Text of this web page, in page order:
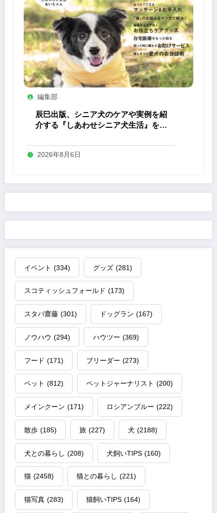
編集部
辰巳出版、シニア犬のケアや実例を紹
介する『しあわせシニア犬生活』を発
2026年8月6日
イベント (334) グッズ (281)
スコティッシュフォールド (173)
スタパ齋藤 (301) ドッグラン (167)
ノウハウ (294) ハウツー (369)
フード (171) ブリーダー (273)
ペット (812) ペットジャーナリスト (200)
メインクーン (171) ロシアンブルー (222)
散歩 (185) 旅 (227) 犬 (2188)
犬との暮らし (208) 犬飼いTIPS (160)
猫 (2458) 猫との暮らし (221)
猫写真 (283) 猫飼いTIPS (164)